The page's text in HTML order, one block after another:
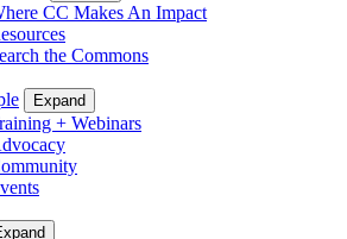
CC Makes An Impact
the Commons
Expand
+ Webinars